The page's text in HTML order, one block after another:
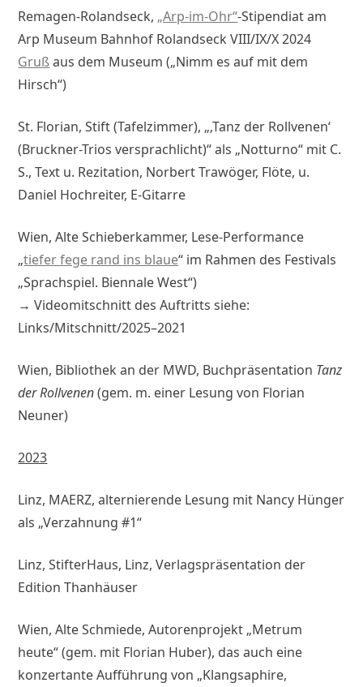
Remagen-Rolandseck, „Arp-im-Ohr“-Stipendiat am
Arp Museum Bahnhof Rolandseck VIII/IX/X 2024
Grußaus dem Museum („Nimm es auf mit dem
Hirsch“)
St. Florian, Stift (Tafelzimmer), „‚Tanz der Rollvenen‘
(Bruckner-Trios versprachlicht)“ als „Notturno“ mit C.
S., Text u. Rezitation, Norbert Trawöger, Flöte, u.
Daniel Hochreiter, E-Gitarre
Wien, Alte Schieberkammer, Lese-Performance
„tiefer fege rand ins blaue“ im Rahmen des Festivals
„Sprachspiel. Biennale West“)
→ Videomitschnitt des Auftritts siehe:
Links/Mitschnitt/2025–2021
Wien, Bibliothek an der MWD, Buchpräsentation Tanz
der Rollvenen(gem. m. einer Lesung von Florian
Neuner)
2023
Linz, MAERZ, alternierende Lesung mit Nancy Hünger
als „Verzahnung #1“
Linz, StifterHaus, Linz, Verlagspräsentation der
Edition Thanhäuser
Wien, Alte Schmiede, Autorenprojekt „Metrum
heute“ (gem. mit Florian Huber), das auch eine
konzertante Aufführung von „Klangsaphire,